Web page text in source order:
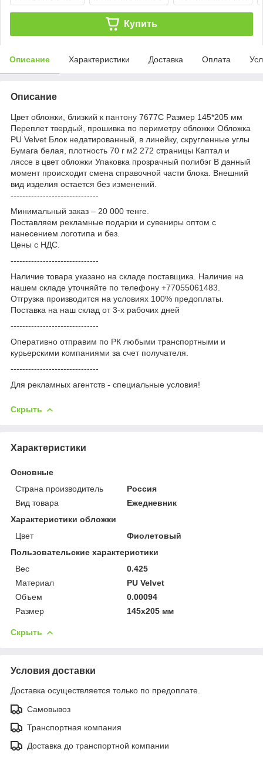
Купить
Описание Характеристики Доставка Оплата
Описание
Цвет обложки, близкий к пантону 7677C Размер 145*205 мм
Переплет твердый, прошивка по периметру обложки Обложка
PU Velvet Блок недатированный, в линейку, скругленные углы
Бумага белая, плотность 70 г м2 272 страницы Каптал и
ляссе в цвет обложки Упаковка прозрачный полибэг В данный
момент происходит смена справочной части блока. Внешний
вид изделия остается без изменений.
------------------------------
Минимальный заказ – 20 000 тенге.
Поставляем рекламные подарки и сувениры оптом с
нанесением логотипа и без.
Цены с НДС.
------------------------------
Наличие товара указано на складе поставщика. Наличие на
нашем складе уточняйте по телефону +77055061483.
Отгрузка производится на условиях 100% предоплаты.
Поставка на наш склад от 3-x рабочих дней
------------------------------
Оперативно отправим по РК любыми транспортными и
курьерскими компаниями за счет получателя.
------------------------------
Для рекламных агентств - специальные условия!
Скрыть
Характеристики
Основные
Страна производитель
Россия
Вид товара
Ежедневник
Характеристики обложки
Цвет
Фиолетовый
Пользовательские характеристики
Вес
0.425
Материал
PU Velvet
Объем
0.00094
Размер
145х205 мм
Скрыть
Условия доставки
Доставка осуществляется только по предоплате.
Самовывоз
Транспортная компания
Доставка до транспортной компании